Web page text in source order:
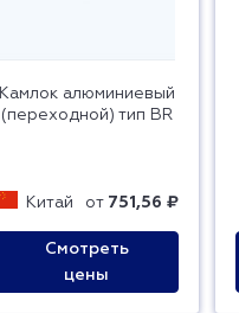
Камлок алюминиевый
(переходной) тип BR
Китай от 751,56 ₽
Смотреть
цены